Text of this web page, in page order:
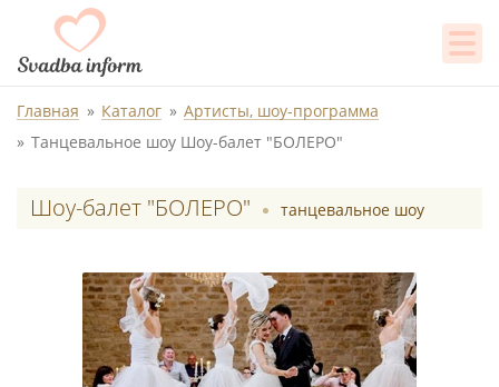
Главная Каталог
Артисты, шоу-программа
Танцевальное шоу Шоу-балет "БОЛЕРО"
Шоу-балет "БОЛЕРО" танцевальное шоу